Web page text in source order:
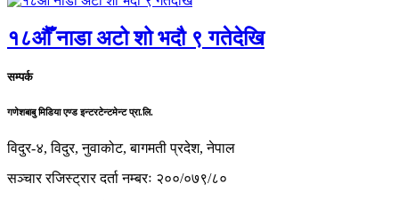
१८औँ नाडा अटो शो भदौ ९ गतेदेखि
सम्पर्क
गणेशबाबु मिडिया एण्ड इन्टरटेन्टमेन्ट प्रा.लि.
विदुर-४, विदुर, नुवाकोट, बागमती प्रदेश, नेपाल
सञ्चार रजिस्ट्रार दर्ता नम्बरः २००/०७९/८०